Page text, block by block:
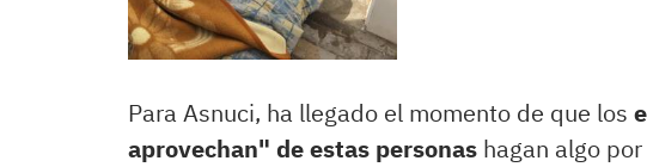
Para Asnuci, ha llegado el momento de que los
aprovechan" de estas personas hagan algo